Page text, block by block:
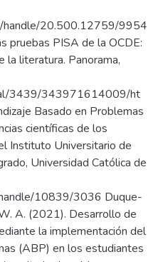
handle/20.500.12759/9954
pruebas PISA de la OCDE:
la literatura. Panorama,
3439/343971614009/ht
Basado en Problemas
científicas de los
Instituto Universitario de
Universidad Católica de
10839/3036 Duque-
A. (2021). Desarrollo de
la implementación del
(ABP) en los estudiantes